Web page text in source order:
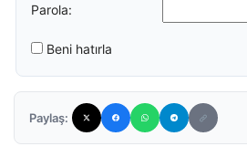
Parola:
Beni hatırla
Paylaş: